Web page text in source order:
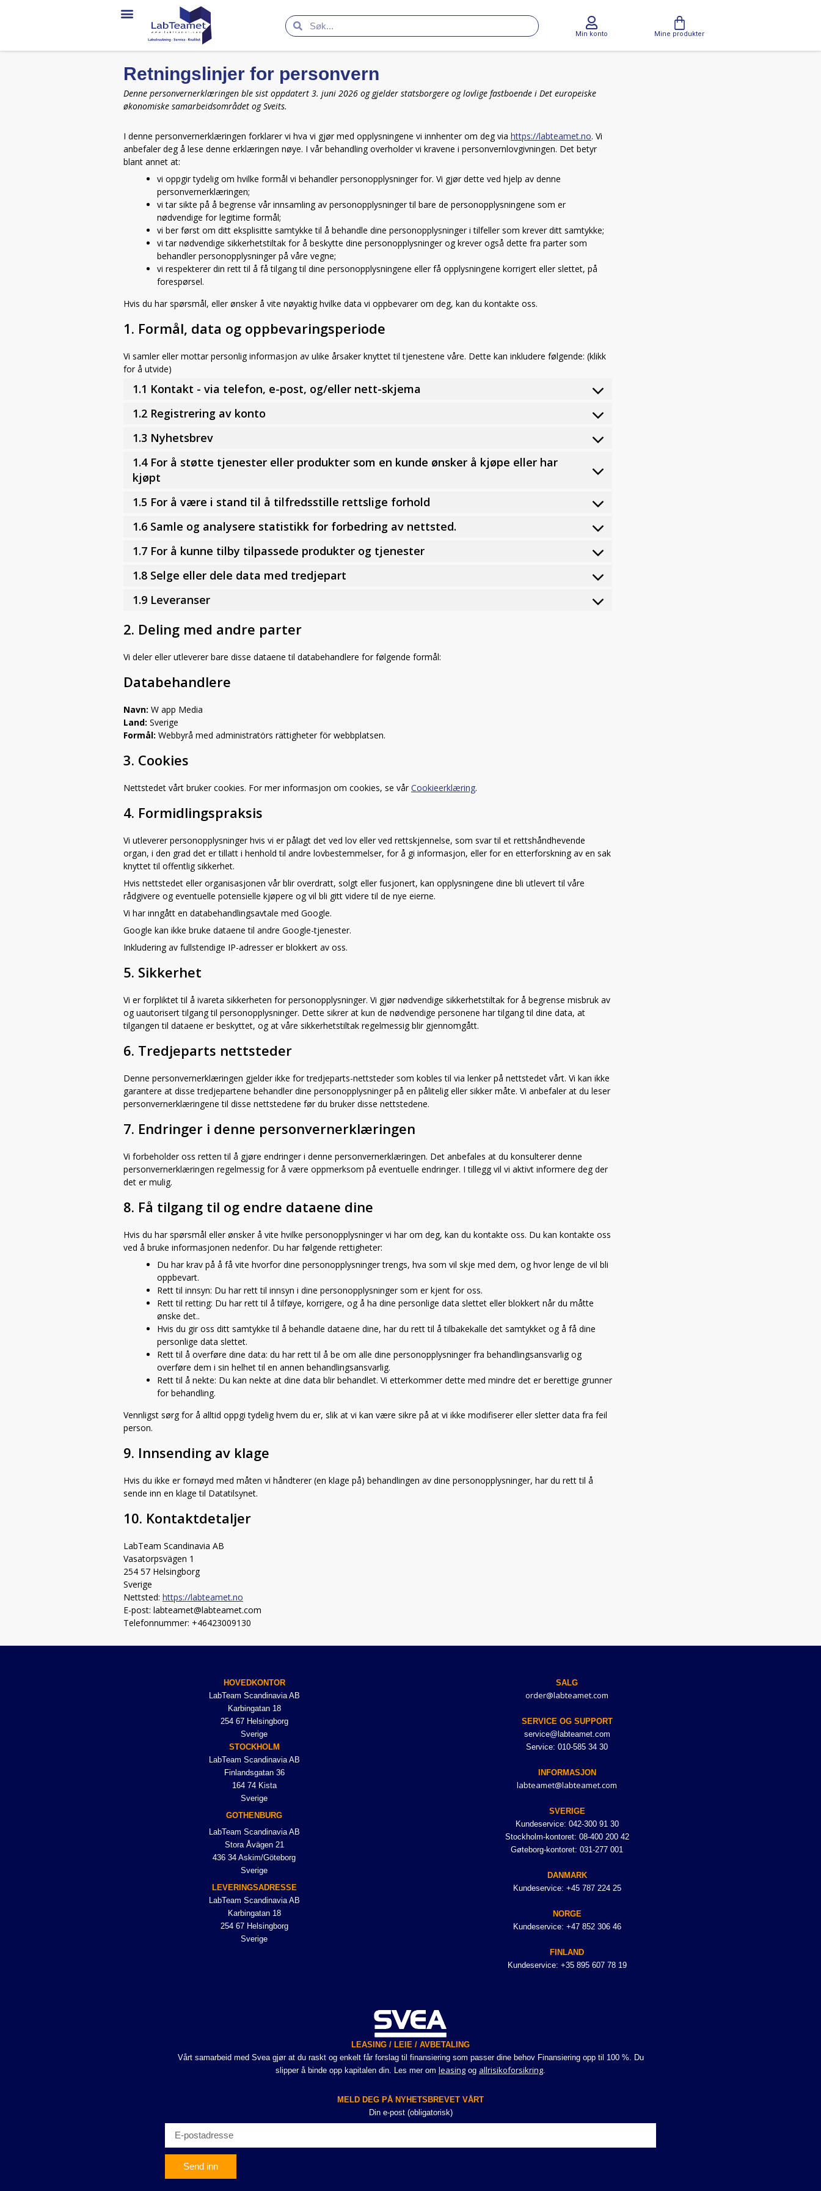
Min konto Mine produkter
Retningslinjer for personvern
Denne personvernerklæringen ble sist oppdatert 3. juni 2026 og gjelder statsborgere og lovlige fastboende i Det europeiske
økonomiske samarbeidsområdet og Sveits.
I denne personvernerklæringen forklarer vi hva vi gjør med opplysningene vi innhenter om deg via https://labteamet.no. Vi
anbefaler deg å lese denne erklæringen nøye. I vår behandling overholder vi kravene i personvernlovgivningen. Det betyr
blant annet at:
vi oppgir tydelig om hvilke formål vi behandler personopplysninger for. Vi gjør dette ved hjelp av denne
personvernerklæringen;
vi tar sikte på å begrense vår innsamling av personopplysninger til bare de personopplysningene som er
nødvendige for legitime formål;
vi ber først om ditt eksplisitte samtykke til å behandle dine personopplysninger i tilfeller som krever ditt samtykke;
vi tar nødvendige sikkerhetstiltak for å beskytte dine personopplysninger og krever også dette fra parter som
behandler personopplysninger på våre vegne;
vi respekterer din rett til å få tilgang til dine personopplysningene eller få opplysningene korrigert eller slettet, på
forespørsel.
Hvis du har spørsmål, eller ønsker å vite nøyaktig hvilke data vi oppbevarer om deg, kan du kontakte oss.
1. Formål, data og oppbevaringsperiode
Vi samler eller mottar personlig informasjon av ulike årsaker knyttet til tjenestene våre. Dette kan inkludere følgende: (klikk
for å utvide)
1.1 Kontakt - via telefon, e-post, og/eller nett-skjema
1.2 Registrering av konto
1.3 Nyhetsbrev
1.4 For å støtte tjenester eller produkter som en kunde ønsker å kjøpe eller har
kjøpt
1.5 For å være i stand til å tilfredsstille rettslige forhold
1.6 Samle og analysere statistikk for forbedring av nettsted.
1.7 For å kunne tilby tilpassede produkter og tjenester
1.8 Selge eller dele data med tredjepart
1.9 Leveranser
2. Deling med andre parter
Vi deler eller utleverer bare disse dataene til databehandlere for følgende formål:
Databehandlere
Navn: W app Media
Land: Sverige
Formål: Webbyrå med administratörs rättigheter för webbplatsen.
3. Cookies
Nettstedet vårt bruker cookies. For mer informasjon om cookies, se vårCookieerklæring.
4. Formidlingspraksis
Vi utleverer personopplysninger hvis vi er pålagt det ved lov eller ved rettskjennelse, som svar til et rettshåndhevende
organ, i den grad det er tillatt i henhold til andre lovbestemmelser, for å gi informasjon, eller for en etterforskning av en sak
knyttet til offentlig sikkerhet.
Hvis nettstedet eller organisasjonen vår blir overdratt, solgt eller fusjonert, kan opplysningene dine bli utlevert til våre
rådgivere og eventuelle potensielle kjøpere og vil bli gitt videre til de nye eierne.
Vi har inngått en databehandlingsavtale med Google.
Google kan ikke bruke dataene til andre Google-tjenester.
Inkludering av fullstendige IP-adresser er blokkert av oss.
5. Sikkerhet
Vi er forpliktet til å ivareta sikkerheten for personopplysninger. Vi gjør nødvendige sikkerhetstiltak for å begrense misbruk av
og uautorisert tilgang til personopplysninger. Dette sikrer at kun de nødvendige personene har tilgang til dine data, at
tilgangen til dataene er beskyttet, og at våre sikkerhetstiltak regelmessig blir gjennomgått.
6. Tredjeparts nettsteder
Denne personvernerklæringen gjelder ikke for tredjeparts-nettsteder som kobles til via lenker på nettstedet vårt. Vi kan ikke
garantere at disse tredjepartene behandler dine personopplysninger på en pålitelig eller sikker måte. Vi anbefaler at du leser
personvernerklæringene til disse nettstedene før du bruker disse nettstedene.
7. Endringer i denne personvernerklæringen
Vi forbeholder oss retten til å gjøre endringer i denne personvernerklæringen. Det anbefales at du konsulterer denne
personvernerklæringen regelmessig for å være oppmerksom på eventuelle endringer. I tillegg vil vi aktivt informere deg der
det er mulig.
8. Få tilgang til og endre dataene dine
Hvis du har spørsmål eller ønsker å vite hvilke personopplysninger vi har om deg, kan du kontakte oss. Du kan kontakte oss
ved å bruke informasjonen nedenfor. Du har følgende rettigheter:
Du har krav på å få vite hvorfor dine personopplysninger trengs, hva som vil skje med dem, og hvor lenge de vil bli
oppbevart.
Rett til innsyn: Du har rett til innsyn i dine personopplysninger som er kjent for oss.
Rett til retting: Du har rett til å tilføye, korrigere, og å ha dine personlige data slettet eller blokkert når du måtte
ønske det..
Hvis du gir oss ditt samtykke til å behandle dataene dine, har du rett til å tilbakekalle det samtykket og å få dine
personlige data slettet.
Rett til å overføre dine data: du har rett til å be om alle dine personopplysninger fra behandlingsansvarlig og
overføre dem i sin helhet til en annen behandlingsansvarlig.
Rett til å nekte: Du kan nekte at dine data blir behandlet. Vi etterkommer dette med mindre det er berettige grunner
for behandling.
Vennligst sørg for å alltid oppgi tydelig hvem du er, slik at vi kan være sikre på at vi ikke modifiserer eller sletter data fra feil
person.
9. Innsending av klage
Hvis du ikke er fornøyd med måten vi håndterer (en klage på) behandlingen av dine personopplysninger, har du rett til å
sende inn en klage til Datatilsynet.
10. Kontaktdetaljer
LabTeam Scandinavia AB
Vasatorpsvägen 1
254 57 Helsingborg
Sverige
Nettsted: https://labteamet.no
E-post: labteamet@labteamet.com
Telefonnummer: +46423009130
HOVEDKONTOR
LabTeam Scandinavia AB
Karbingatan 18
254 67 Helsingborg
Sverige
STOCKHOLM
LabTeam Scandinavia AB
Finlandsgatan 36
164 74 Kista
Sverige
GOTHENBURG
LabTeam Scandinavia AB
Stora Åvägen 21
436 34 Askim/Göteborg
Sverige
LEVERINGSADRESSE
LabTeam Scandinavia AB
Karbingatan 18
254 67 Helsingborg
Sverige
SALG
order@labteamet.com
SERVICE OG SUPPORT
service@labteamet.com
Service: 010-585 34 30
INFORMASJON
labteamet@labteamet.com
SVERIGE
Kundeservice: 042-300 91 30
Stockholm-kontoret: 08-400 200 42
Gøteborg-kontoret: 031-277 001
DANMARK
Kundeservice: +45 787 224 25
NORGE
Kundeservice: +47 852 306 46
FINLAND
Kundeservice: +35 895 607 78 19
LEASING / LEIE / AVBETALING
Vårt samarbeid med Svea gjør at du raskt og enkelt får forslag til finansiering som passer dine behov Finansiering opp til 100 %. Du
slipper å binde opp kapitalen din. Les mer om leasing og allrisikoforsikring
MELD DEG PÅ NYHETSBREVET VÅRT
Din e-post (obligatorisk)
Send inn